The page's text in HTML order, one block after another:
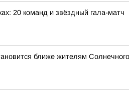
20 команд и звёздный гала-матч
ближе жителям